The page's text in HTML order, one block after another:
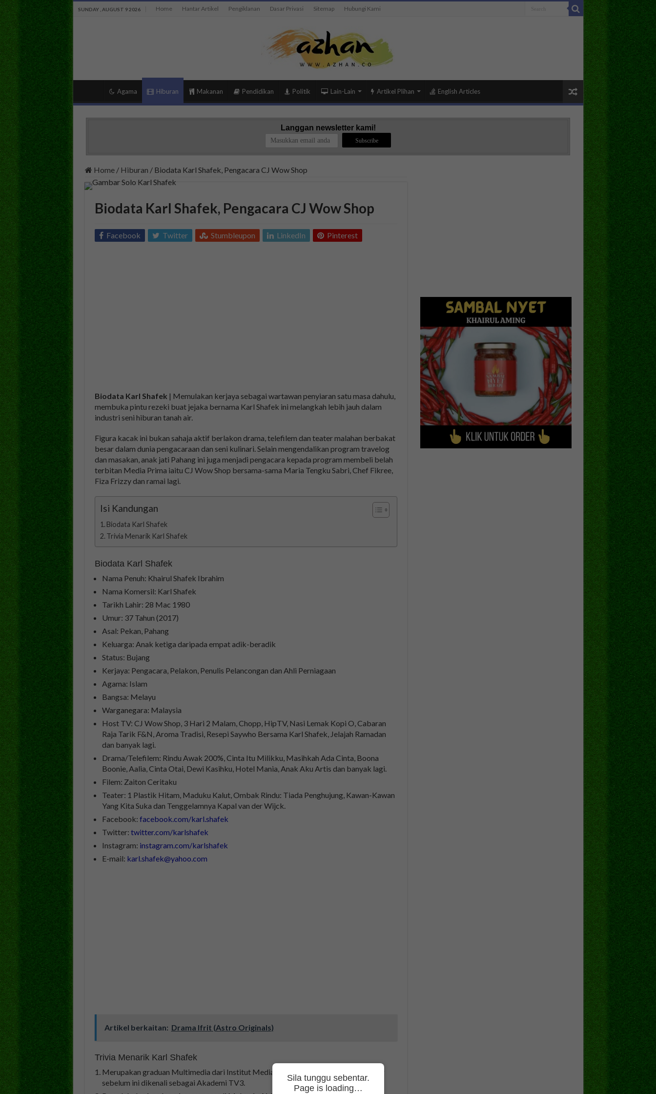
SUNDAY , AUGUST 9 2026 Home Hantar Artikel Pengiklanan Dasar Privasi Sitemap Hubungi Kami
Agama Hiburan Makanan Pendidikan Politik Lain-Lain Artikel Plihan English Articles
Langgan newsletter kami!
Home / Hiburan / Biodata Karl Shafek, Pengacara CJ Wow Shop
Biodata Karl Shafek, Pengacara CJ Wow Shop
Facebook Twitter Stumbleupon LinkedIn Pinterest
Biodata Karl Shafek | Memulakan kerjaya sebagai wartawan penyiaran satu masa dahulu,
membuka pintu rezeki buat jejaka bernama Karl Shafek ini melangkah lebih jauh dalam
industri seni hiburan tanah air.
Figura kacak ini bukan sahaja aktif berlakon drama, telefilem dan teater malahan berbakat
besar dalam dunia pengacaraan dan seni kulinari. Selain mengendalikan program travelog
dan masakan, anak jati Pahang ini juga menjadi pengacara kepada program membeli belah
terbitan Media Prima iaitu CJ Wow Shop bersama-sama Maria Tengku Sabri, Chef Fikree,
Fiza Frizzy dan ramai lagi.
Isi Kandungan
Biodata Karl Shafek
Trivia Menarik Karl Shafek
Biodata Karl Shafek
Nama Penuh: Khairul Shafek Ibrahim
Nama Komersil: Karl Shafek
Tarikh Lahir: 28 Mac 1980
Umur: 37 Tahun (2017)
Asal: Pekan, Pahang
Keluarga: Anak ketiga daripada empat adik-beradik
Status: Bujang
Kerjaya: Pengacara, Pelakon, Penulis Pelancongan dan Ahli Perniagaan
Agama: Islam
Bangsa: Melayu
Warganegara: Malaysia
Host TV: CJ Wow Shop, 3 Hari 2 Malam, Chopp, HipTV, Nasi Lemak Kopi O, Cabaran
Raja Tarik F&N, Aroma Tradisi, Resepi Saywho Bersama Karl Shafek, Jelajah Ramadan
dan banyak lagi.
Drama/Telefilem: Rindu Awak 200%, Cinta Itu Milikku, Masihkah Ada Cinta, Boona
Boonie, Aalia, Cinta Otai, Dewi Kasihku, Hotel Mania, Anak Aku Artis dan banyak lagi.
Filem: Zaiton Ceritaku
Teater: 1 Plastik Hitam, Maduku Kalut, Ombak Rindu: Tiada Penghujung, Kawan-Kawan
Yang Kita Suka dan Tenggelamnya Kapal van der Wijck.
Facebook: facebook.com/karl.shafek
Twitter: twitter.com/karlshafek
Instagram: instagram.com/karlshafek
E-mail: karl.shafek@yahoo.com
Artikel berkaitan: Drama Ifrit (Astro Originals)
Trivia Menarik Karl Shafek
Merupakan graduan Multimedia dari Institut Media Integratif Malaysia (MIIM) yang
sebelum ini dikenali sebagai Akademi TV3.
Sila tunggu sebentar.
Page is loading…